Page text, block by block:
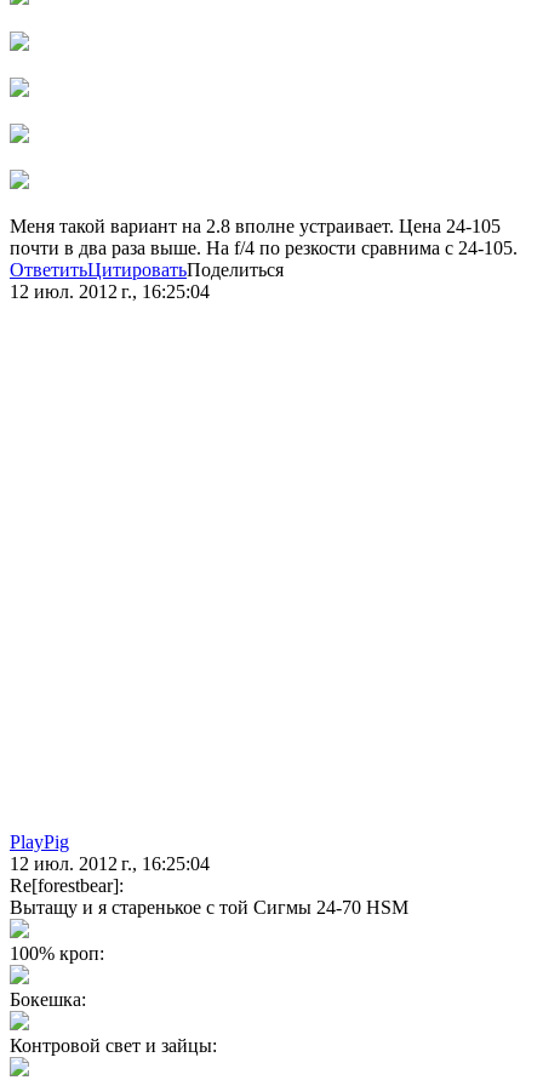
Меня такой вариант на 2.8 вполне устраивает. Цена 24-105
почти в два раза выше. На f/4 по резкости сравнима с 24-105.
ОтветитьЦитироватьПоделиться
12 июл. 2012 г., 16:25:04
PlayPig
12 июл. 2012 г., 16:25:04
Re[forestbear]:
Вытащу и я старенькое с той Сигмы 24-70 HSM
100% кроп:
Бокешка:
Контровой свет и зайцы: